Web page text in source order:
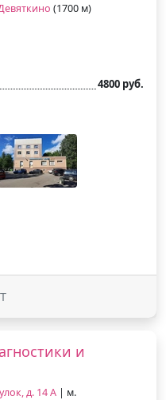
(1700 м)
4800 руб.
и
д. 14 А | м.